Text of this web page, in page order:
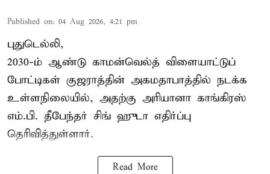
Published on: 04 Aug 2026, 4:21 pm
புதுடெல்லி,
2030-ம் ஆண்டு காமன்வெல்த் விளையாட்டுப்
போட்டிகள் குஜராத்தின் அகமதாபாத்தில் நடக்க
உள்ளநிலையில், அதற்கு அரியானா காங்கிரஸ்
எம்.பி. தீபேந்தர் சிங் ஹுடா எதிர்ப்பு
தெரிவித்துள்ளார்.
Read More